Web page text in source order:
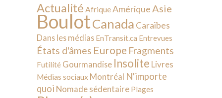
Actualité AfriqueAmérique Asie
BoulotCanada Caraïbes
Dans les médias EnTransit.ca Entrevues
États d'âmes Europe Fragments
Futilité Gourmandise Insolite Livres
Médias sociaux Montréal N'importe
quoi Nomade sédentaire Plages